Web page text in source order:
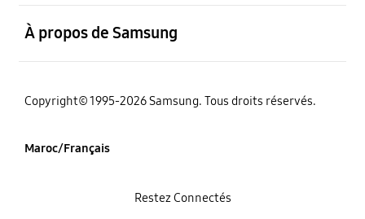
À propos de Samsung
Copyright© 1995-2026 Samsung. Tous droits réservés.
Maroc/Français
Restez Connectés